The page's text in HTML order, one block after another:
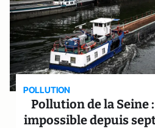
POLLUTION
Pollution de la Seine
impossible depuis